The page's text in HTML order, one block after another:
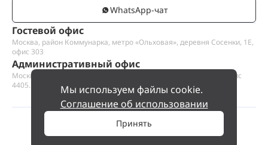
Мы используем файлы cookie.
Соглашение об использовании
Принять
130 256 000 ₽
Гостевой офис
Москва, район Коммунарка, метро «Ольховая», деревня Сосенки, 1Е,
офис 303
Административный офис
Москва, Пресненская набережная 12, Москва-сити, этаж 44, офис
4405.1
WhatsАpp-чат
ООО «Проект Хаус».Позвольте найти ваш дом.